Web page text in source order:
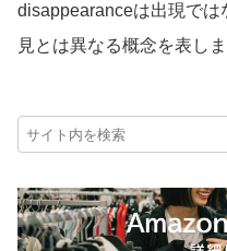
disappearanceは出現で
見とは異なる概念を表しま